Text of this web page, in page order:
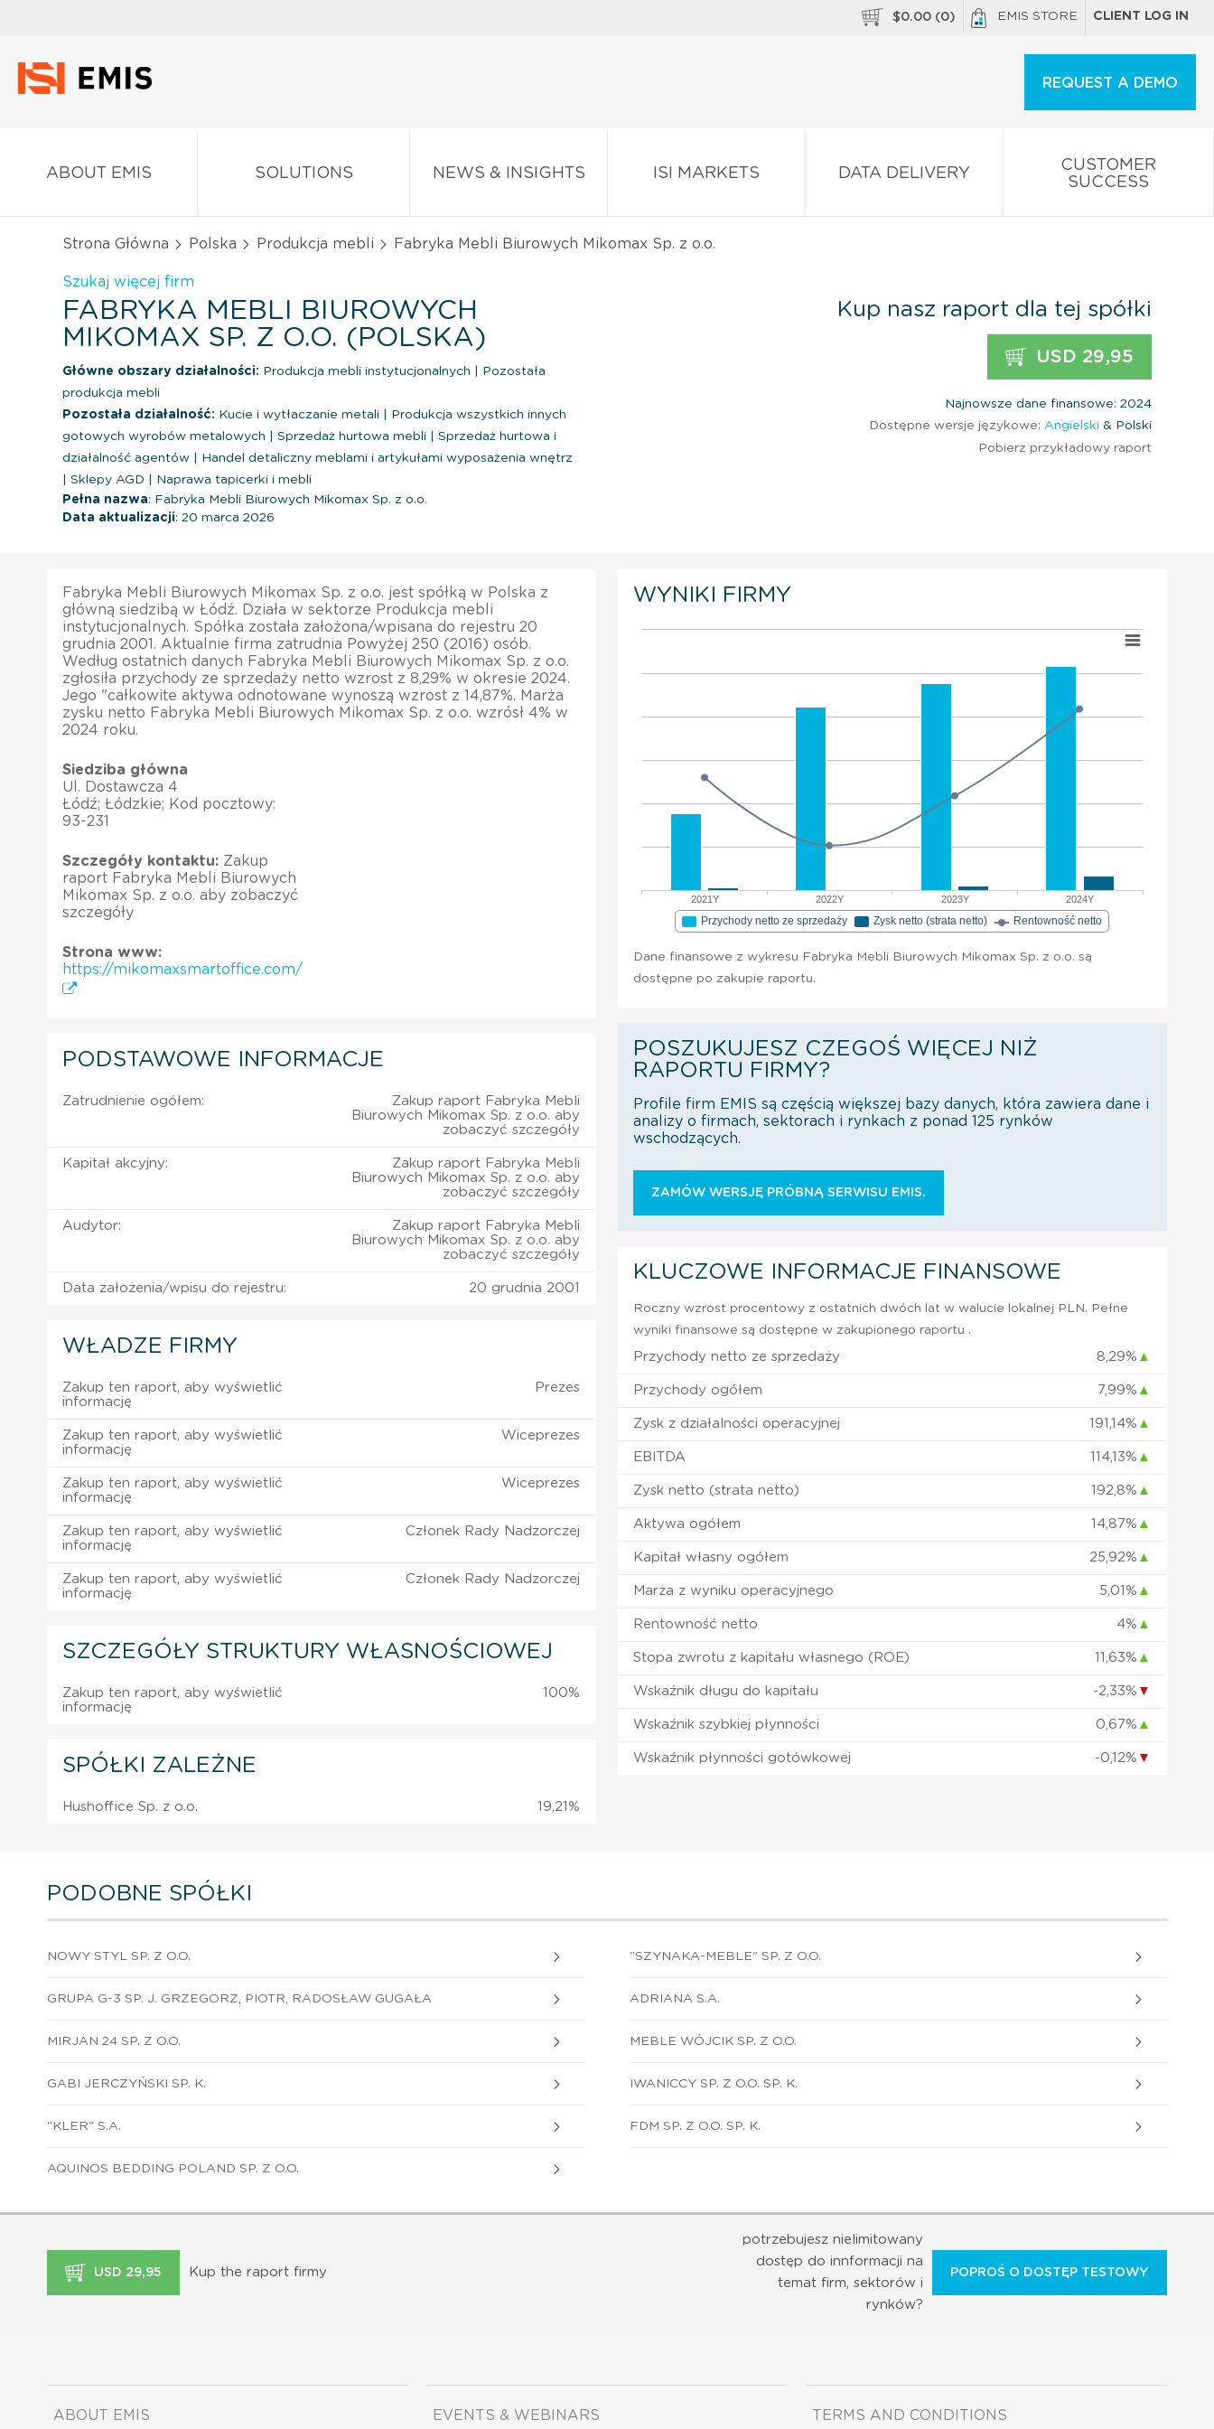
$0.00 (0) EMIS STORE CLIENT LOG IN
REQUEST A DEMO
ABOUT EMIS SOLUTIONS NEWS & INSIGHTS ISI MARKETS DATA DELIVERY
CUSTOMER
SUCCESS
Strona Główna Polska Produkcja mebli Fabryka Mebli Biurowych Mikomax Sp. z o.o.
Szukaj więcej firm
FABRYKA MEBLI BIUROWYCH
MIKOMAX SP. Z O.O. (POLSKA)
Główne obszary działalności: Produkcja mebli instytucjonalnych
Pozostała
produkcja mebli
Pozostała działalność: Kucie i wytłaczanie metali
Produkcja wszystkich innych
gotowych wyrobów metalowych
Sprzedaż hurtowa mebli
Sprzedaż hurtowa i
działalność agentów
Handel detaliczny meblami i artykułami wyposażenia wnętrz
Sklepy AGD
Naprawa tapicerki i mebli
Pełna nazwa: Fabryka Mebli Biurowych Mikomax Sp. z o.o.
Data aktualizacji: 20 marca 2026
Kup nasz raport dla tej spółki
USD 29,95
Najnowsze dane finansowe: 2024
Dostępne wersje językowe: Angielski & Polski
Pobierz przykładowy raport
Fabryka Mebli Biurowych Mikomax Sp. z o.o. jest spółką w Polska z
główną siedzibą w Łódź. Działa w sektorze Produkcja mebli
instytucjonalnych. Spółka została założona/wpisana do rejestru 20
grudnia 2001. Aktualnie firma zatrudnia Powyżej 250 (2016) osób.
Według ostatnich danych Fabryka Mebli Biurowych Mikomax Sp. z o.o.
zgłosiła przychody ze sprzedaży netto wzrost z 8,29% w okresie 2024.
Jego "całkowite aktywa odnotowane wynoszą wzrost z 14,87%. Marża
zysku netto Fabryka Mebli Biurowych Mikomax Sp. z o.o. wzrósł 4% w
2024 roku.
Siedziba główna
Ul. Dostawcza 4
Łódź; Łódzkie; Kod pocztowy:
93-231
Szczegóły kontaktu: Zakup
raport Fabryka Mebli Biurowych
Mikomax Sp. z o.o. aby zobaczyć
szczegóły
Strona www:
https://mikomaxsmartoffice.com/
PODSTAWOWE INFORMACJE
Zatrudnienie ogółem:
Zakup raport Fabryka Mebli
Biurowych Mikomax Sp. z o.o. aby
zobaczyć szczegóły
Kapitał akcyjny:
Zakup raport Fabryka Mebli
Biurowych Mikomax Sp. z o.o. aby
zobaczyć szczegóły
Audytor:
Zakup raport Fabryka Mebli
Biurowych Mikomax Sp. z o.o. aby
zobaczyć szczegóły
Data założenia/wpisu do rejestru: 20 grudnia 2001
WŁADZE FIRMY
Zakup ten raport, aby wyświetlić
informację
Prezes
Zakup ten raport, aby wyświetlić
informację
Wiceprezes
Zakup ten raport, aby wyświetlić
informację
Wiceprezes
Zakup ten raport, aby wyświetlić
informację
Członek Rady Nadzorczej
Zakup ten raport, aby wyświetlić
informację
Członek Rady Nadzorczej
SZCZEGÓŁY STRUKTURY WŁASNOŚCIOWEJ
Zakup ten raport, aby wyświetlić
informację
100%
SPÓŁKI ZALEŻNE
Hushoffice Sp. z o.o. 19,21%
WYNIKI FIRMY
2021Y 2022Y 2023Y 2024Y
Przychody netto ze sprzedaży Zysk netto (strata netto) Rentowność netto
Dane finansowe z wykresu Fabryka Mebli Biurowych Mikomax Sp. z o.o. są
dostępne po zakupie raportu.
POSZUKUJESZ CZEGOŚ WIĘCEJ NIŻ
RAPORTU FIRMY?
Profile firm EMIS są częścią większej bazy danych, która zawiera dane i
analizy o firmach, sektorach i rynkach z ponad 125 rynków
wschodzących.
ZAMÓW WERSJĘ PRÓBNĄ SERWISU EMIS.
KLUCZOWE INFORMACJE FINANSOWE
Roczny wzrost procentowy z ostatnich dwóch lat w walucie lokalnej PLN. Pełne
wyniki finansowe są dostępne w zakupionego raportu .
Przychody netto ze sprzedaży 8,29% ▲
Przychody ogółem 7,99% ▲
Zysk z działalności operacyjnej 191,14% ▲
EBITDA 114,13% ▲
Zysk netto (strata netto) 192,8% ▲
Aktywa ogółem 14,87% ▲
Kapitał własny ogółem 25,92% ▲
Marża z wyniku operacyjnego 5,01% ▲
Rentowność netto 4% ▲
Stopa zwrotu z kapitału własnego (ROE) 11,63% ▲
Wskaźnik długu do kapitału -2,33% ▼
Wskaźnik szybkiej płynności 0,67% ▲
Wskaźnik płynności gotówkowej -0,12% ▼
PODOBNE SPÓŁKI
NOWY STYL SP. Z O.O. "SZYNAKA-MEBLE" SP. Z O.O.
GRUPA G-3 SP. J. GRZEGORZ, PIOTR, RADOSŁAW GUGAŁA ADRIANA S.A.
MIRJAN 24 SP. Z O.O. MEBLE WÓJCIK SP. Z O.O.
GABI JERCZYŃSKI SP. K. IWANICCY SP. Z O.O. SP. K.
"KLER" S.A. FDM SP. Z O.O. SP. K.
AQUINOS BEDDING POLAND SP. Z O.O.
USD 29,95 Kup the raport firmy
potrzebujesz nielimitowany
dostęp do innformacji na
temat firm, sektorów i
rynków?
POPROŚ O DOSTĘP TESTOWY
ABOUT EMIS EVENTS & WEBINARS TERMS AND CONDITIONS